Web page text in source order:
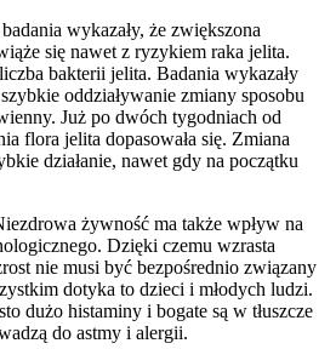
wykazały, że zwiększona
się nawet z ryzykiem raka jelita.
bakterii jelita. Badania wykazały
oddziaływanie zmiany sposobu
Już po dwóch tygodniach od
flora jelita dopasowała się. Zmiana
działanie, nawet gdy na początku
żywność ma także wpływ na
Dzięki czemu wzrasta
nie musi być bezpośrednio związany
dotyka to dzieci i młodych ludzi.
dużo histaminy i bogate są w tłuszcze
do astmy i alergii.